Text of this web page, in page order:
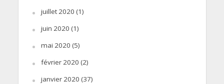
juillet 2020 (1)
juin 2020 (1)
mai 2020 (5)
février 2020 (2)
janvier 2020 (37)